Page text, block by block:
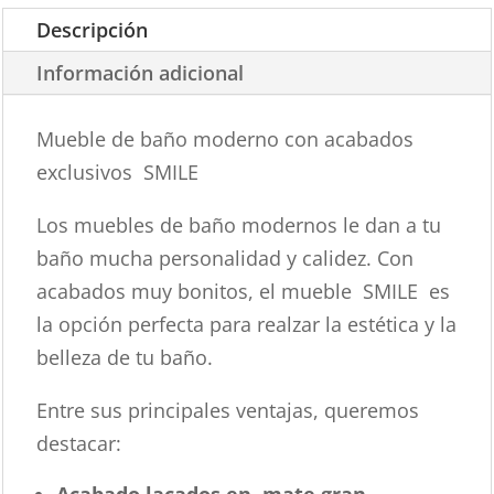
Descripción
Información adicional
Mueble de baño moderno con acabados
exclusivos SMILE
Los muebles de baño modernos le dan a tu
baño mucha personalidad y calidez. Con
acabados muy bonitos, el mueble SMILE es
la opción perfecta para realzar la estética y la
belleza de tu baño.
Entre sus principales ventajas, queremos
destacar: